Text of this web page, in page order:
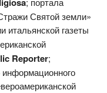
Святой земли»
итальянской газеты
Reporter;
информационного